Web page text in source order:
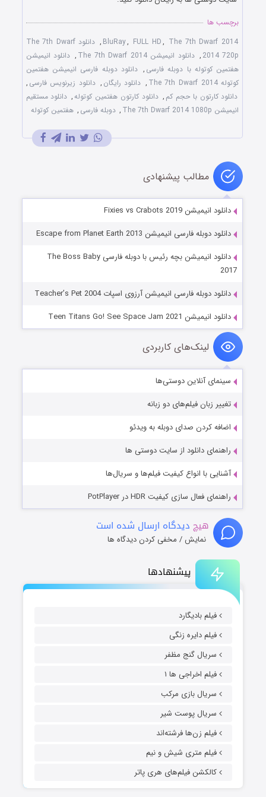
پیشنهادها
فیلم بادیگارد
فیلم دایره زنگی
سریال گنج مظفر
فیلم اخراجی ها ۱
سریال بازی مرکب
سریال پوست شیر
فیلم زن‌ها فرشته‌اند
فیلم متری شیش و نیم
کالکشن فیلم‌های هری پاتر
برچسب ها
BluRay, FULL HD, The 7th Dwarf 2014
,
دانلود The 7th Dwarf
2014 720p
, دانلود انیمیشن The 7th Dwarf 2014 , دانلود انیمیشن
هفتمین کوتوله با دوبله فارسی , دانلود دوبله فارسی انیمیشن هفتمین
کوتوله The 7th Dwarf 2014
, دانلود رایگان , دانلود زیرنویس فارسی ,
دانلود کارتون با حجم کم , دانلود کارتون هفتمین کوتوله, دانلود مستقیم
انیمیشن The 7th Dwarf 2014 1080p
, دوبله فارسی , هفتمین کوتوله
مطالب پیشنهادی
دانلود انیمیشن Fixies vs Crabots 2019
دانلود دوبله فارسی انیمیشن Escape from Planet Earth 2013
دانلود انیمیشن بچه رئیس با دوبله فارسی The Boss Baby
2017
دانلود دوبله فارسی انیمیشن آرزوی اسپات Teacher’s Pet 2004
دانلود انیمیشن Teen Titans Go! See Space Jam 2021
لینک‌های کاربردی
سینمای آنلاین دوستی‌ها
تغییر زبان فیلم‌های دو زبانه
اضافه کردن صدای دوبله به ویدئو
راهنمای دانلود از سایت دوستی ها
آشنایی با انواع کیفیت فیلم‌ها و سریال‌ها
راهنمای فعال سازی کیفیت HDR در PotPlayer
هیچ دیدگاه ارسال شده است
نمایش / مخفی کردن دیدگاه ها